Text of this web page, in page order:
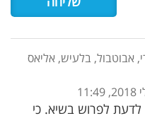
אבוטבול, בלעיש, אליאס
לדעת לפרוש בשיא. כי